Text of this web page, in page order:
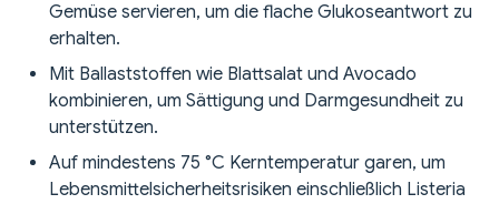
Gemüse servieren, um die flache Glukoseantwort zu
erhalten.
Mit Ballaststoffen wie Blattsalat und Avocado
kombinieren, um Sättigung und Darmgesundheit zu
unterstützen.
Auf mindestens 75 °C Kerntemperatur garen, um
Lebensmittelsicherheitsrisiken einschließlich Listeria